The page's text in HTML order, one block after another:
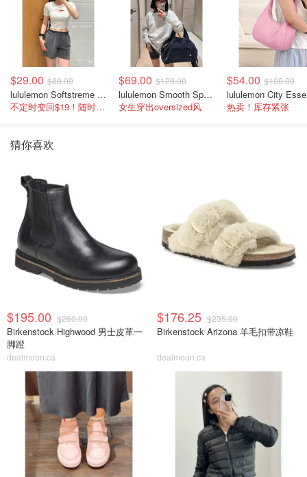
$29.00 $88.00
lululemon Softstreme 女士高腰短裤 10cm
不定时变回$19！随时点进来看
$69.00 $128.00
lululemon Smooth Spacer 经典卫衣
女生穿出oversized风
$54.00 $108.00
热卖！库存紧张
猜你喜欢
$195.00 $260.00
Birkenstock Highwood 男士皮革一
脚蹬
dealmoon.ca
$176.25 $235.00
Birkenstock Arizona 羊毛扣带凉鞋
dealmoon.ca